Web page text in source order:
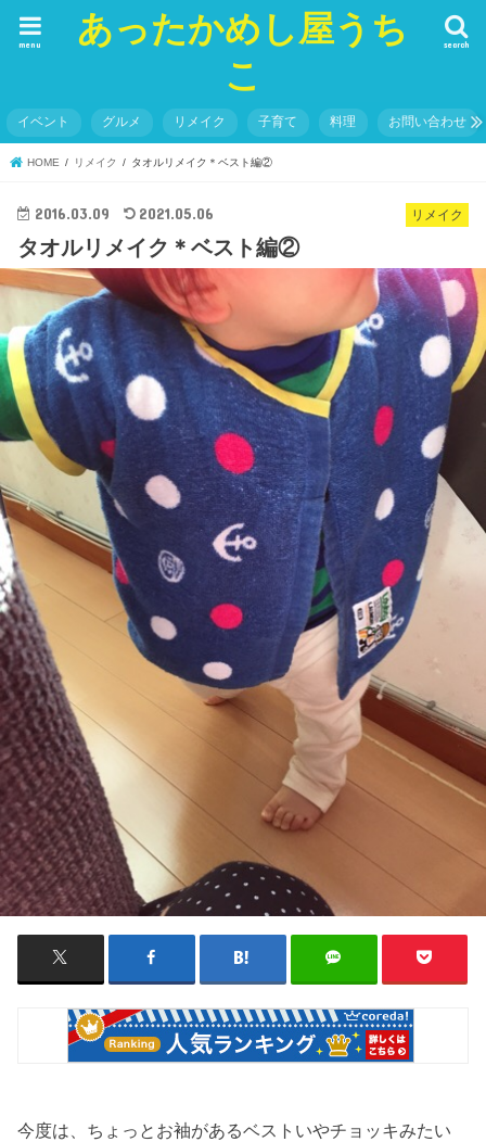
あったかめし屋うち
こ
search
menu
イベント グルメ リメイク 子育て 料理 お問い合わせ
HOME リメイク タオルリメイク＊ベスト編②
リメイク
2016.03.09 2021.05.06
タオルリメイク＊ベスト編②
今度は、ちょっとお袖があるベストいやチョッキみたい